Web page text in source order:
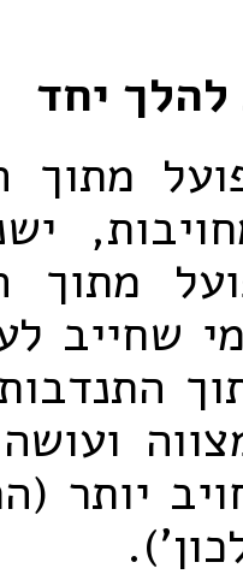
להלך יחד
מתוך
מתוך
שחייב
יותר